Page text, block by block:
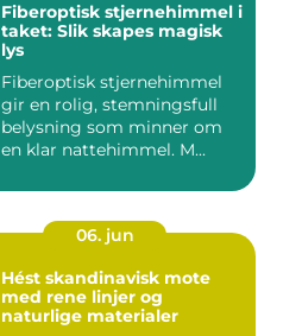
Fiberoptisk stjernehimmel i
taket: Slik skapes magisk
lys
Fiberoptisk stjernehimmel
gir en rolig, stemningsfull
belysning som minner om
en klar nattehimmel. M...
06. jun
Hést skandinavisk mote
med rene linjer og
naturlige materialer